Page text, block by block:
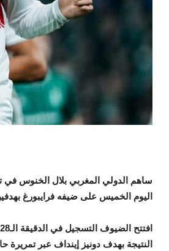
ساهم الدولي المغربي بلال الخنوس في
اليوم الخميس على ضيفه فرايبورغ